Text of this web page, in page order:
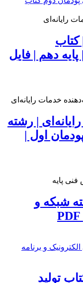
رایانه‌ای
کتاب
پایه دهم | فایل
خدمات رایانه‌ای
| رشته
اول |
فنی پایه
شبکه و
تولید